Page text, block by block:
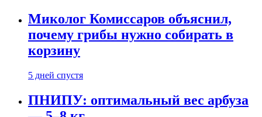
Миколог Комиссаров объяснил,
почему грибы нужно собирать в
корзину
5 дней спустя
ПНИПУ: оптимальный вес арбуза